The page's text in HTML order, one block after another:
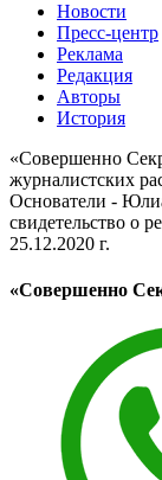
Новости
Пресс-центр
Реклама
Редакция
Авторы
История
«Совершенно
журналистских
Основатели -
свидетельство о
25.12.2020 г.
«Совершенно